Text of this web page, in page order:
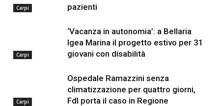
Carpi
pazienti
Carpi
‘Vacanza in autonomia’: a Bellaria
Igea Marina il progetto estivo per 31
giovani con disabilità
Carpi
Ospedale Ramazzini senza
climatizzazione per quattro giorni,
FdI porta il caso in Regione